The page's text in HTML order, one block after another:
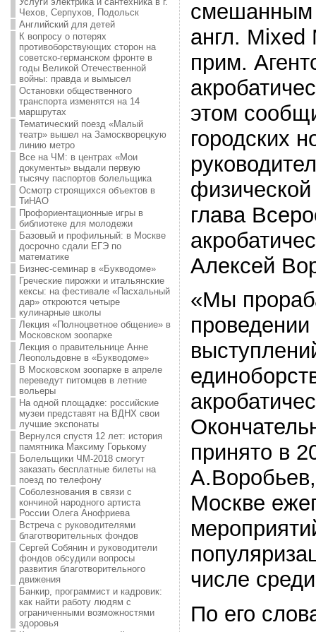
Чехов, Серпухов, Подольск
Английский для детей
К вопросу о потерях
противоборствующих сторон на
советско-германском фронте в
годы Великой Отечественной
войны: правда и вымысел
Остановки общественного
транспорта изменятся на 14
маршрутах
Тематический поезд «Малый
театр» вышел на Замоскворецкую
линию метро
Все на ЧМ: в центрах «Мои
документы» выдали первую
тысячу паспортов болельщика
Осмотр строящихся объектов в
ТиНАО
Профориентационные игры в
библиотеке для молодежи
Базовый и профильный: в Москве
досрочно сдали ЕГЭ по
математике
Бизнес-семинар в «Букводоме»
Греческие пирожки и итальянские
кексы: на фестивале «Пасхальный
дар» откроются четыре
кулинарные школы
Лекция «Полноцветное общение» в
Московском зоопарке
Лекция о правительнице Анне
Леопольдовне в «Букводоме»
В Московском зоопарке в апреле
переведут питомцев в летние
вольеры
На одной площадке: российские
музеи представят на ВДНХ свои
лучшие экспонаты
Вернулся спустя 12 лет: история
памятника Максиму Горькому
Болельщики ЧМ-2018 смогут
заказать бесплатные билеты на
поезд по телефону
Соболезнования в связи с
кончиной народного артиста
России Олега Анофриева
Встреча с руководителями
благотворительных фондов
Сергей Собянин и руководители
фондов обсудили вопросы
развития благотворительного
движения
Банкир, программист и кадровик:
как найти работу людям с
ограниченными возможностями
здоровья
смешанным
англ.
прим.
этом
городских
физической
глава
Алексей
«Мы
принято в
Москве
числе
По его